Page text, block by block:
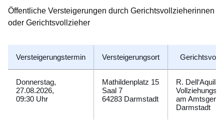
Öffentliche Versteigerungen durch Gerichtsvollzieherinnen
oder Gerichtsvollzieher
Versteigerungstermin Versteigerungsort
Donnerstag,
27.08.2026,
09:30 Uhr
Mathildenplatz 15
Saal 7
64283 Darmstadt
R. Dell‘Aquila
am
Darmstadt